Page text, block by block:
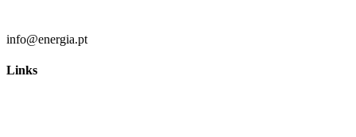
info@energia.pt
Links